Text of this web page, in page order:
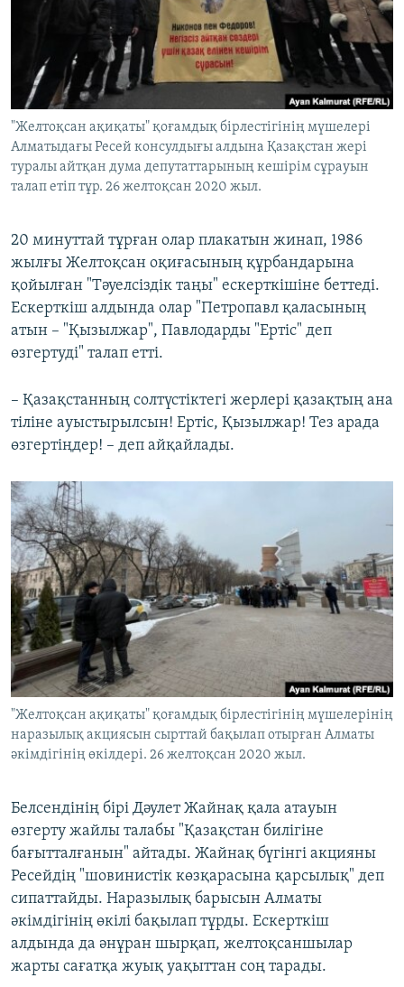
"Желтоқсан ақиқаты" қоғамдық бірлестігінің мүшелері
Алматыдағы Ресей консулдығы алдына Қазақстан жері
туралы айтқан дума депутаттарының кешірім сұрауын
талап етіп тұр. 26 желтоқсан 2020 жыл.
20 минуттай тұрған олар плакатын жинап, 1986
жылғы Желтоқсан оқиғасының құрбандарына
қойылған "Тәуелсіздік таңы" ескерткішіне беттеді.
Ескерткіш алдында олар "Петропавл қаласының
атын – "Қызылжар", Павлодарды "Ертіс" деп
өзгертуді" талап етті.
– Қазақстанның солтүстіктегі жерлері қазақтың ана
тіліне ауыстырылсын! Ертіс, Қызылжар! Тез арада
өзгертіңдер! – деп айқайлады.
"Желтоқсан ақиқаты" қоғамдық бірлестігінің мүшелерінің
наразылық акциясын сырттай бақылап отырған Алматы
әкімдігінің өкілдері. 26 желтоқсан 2020 жыл.
Белсендінің бірі Дәулет Жайнақ қала атауын
өзгерту жайлы талабы "Қазақстан билігіне
бағытталғанын" айтады. Жайнақ бүгінгі акцияны
Ресейдің "шовинистік көзқарасына қарсылық" деп
сипаттайды. Наразылық барысын Алматы
әкімдігінің өкілі бақылап тұрды. Ескерткіш
алдында да әнұран шырқап, желтоқсаншылар
жарты сағатқа жуық уақыттан соң тарады.